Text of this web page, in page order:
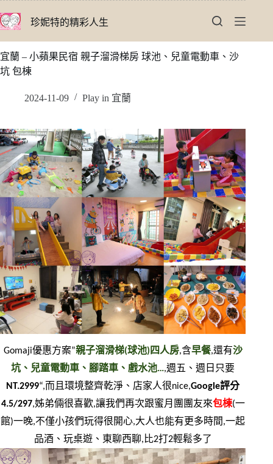
至
要
內
珍妮特的精彩人生
宜蘭 – 小蘋果民宿 親子溜滑梯房 球池、兒童電動車、沙
坑 包棟
2024-11-09 Play in 宜蘭
Gomaji優惠方案”親子溜滑梯(球池)四人房,含早餐,還有沙
坑、兒童電動車、腳踏車、戲水池…,週五、週日只要
NT.2999“,而且環境整齊乾淨、店家人很nice,Google評分
4.5/297,姊弟倆很喜歡,讓我們再次跟蜜月團團友來包棟(一
館)一晚,不僅小孩們玩得很開心,大人也能有更多時間,一起
品酒、玩桌遊、東聊西聊,比2打2輕鬆多了